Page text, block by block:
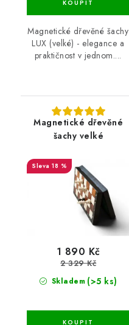
Magnetické dřevěné šachy
LUX (velké) - elegance a
praktičnost v jednom....
Magnetické dřevěné
šachy velké
18 %
Skladem (>5 ks)
1 890 Kč
2 329 Kč